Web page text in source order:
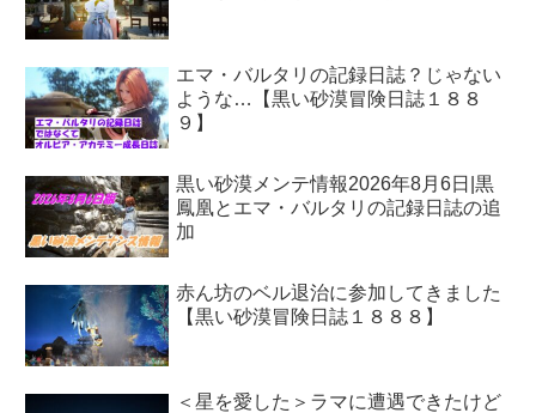
エマ・バルタリの記録日誌？じゃない
ような…【黒い砂漠冒険日誌１８８
９】
黒い砂漠メンテ情報2026年8月6日|黒
鳳凰とエマ・バルタリの記録日誌の追
加
赤ん坊のベル退治に参加してきました
【黒い砂漠冒険日誌１８８８】
＜星を愛した＞ラマに遭遇できたけど